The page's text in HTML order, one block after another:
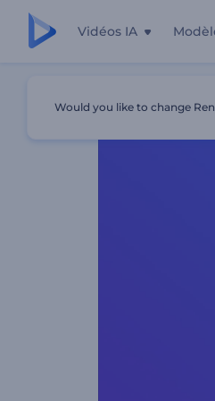
Vidéos IA
Would you like to change